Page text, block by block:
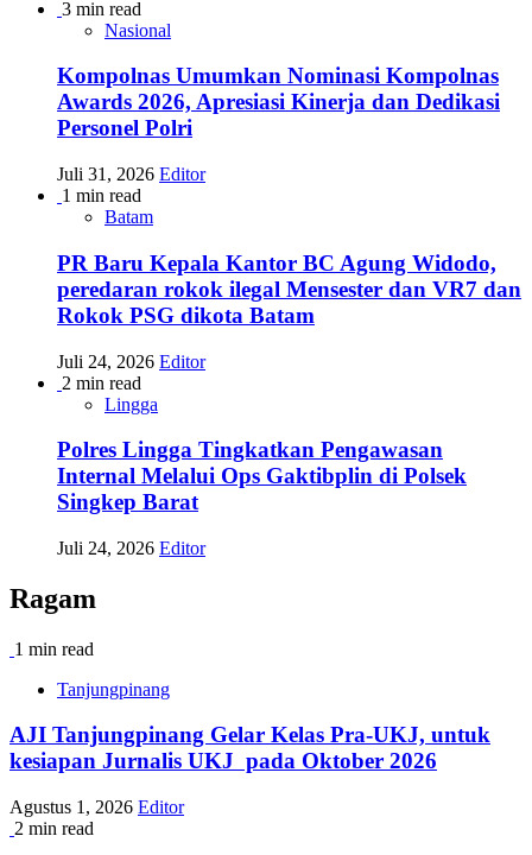
3 min read
Nasional
Kompolnas Umumkan Nominasi Kompolnas
Awards 2026, Apresiasi Kinerja dan Dedikasi
Personel Polri
Juli 31, 2026 Editor
1 min read
Batam
PR Baru Kepala Kantor BC Agung Widodo,
peredaran rokok ilegal Mensester dan VR7 dan
Rokok PSG dikota Batam
Juli 24, 2026 Editor
2 min read
Lingga
Polres Lingga Tingkatkan Pengawasan
Internal Melalui Ops Gaktibplin di Polsek
Singkep Barat
Juli 24, 2026 Editor
Ragam
1 min read
Tanjungpinang
AJI Tanjungpinang Gelar Kelas Pra-UKJ, untuk
kesiapan Jurnalis UKJ pada Oktober 2026
Agustus 1, 2026 Editor
2 min read